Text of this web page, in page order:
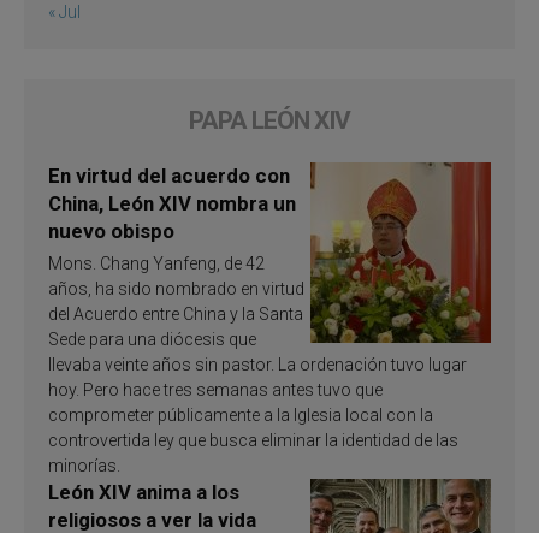
« Jul
PAPA LEÓN XIV
En virtud del acuerdo con
China, León XIV nombra un
nuevo obispo
Mons. Chang Yanfeng, de 42
años, ha sido nombrado en virtud
del Acuerdo entre China y la Santa
Sede para una diócesis que
llevaba veinte años sin pastor. La ordenación tuvo lugar
hoy. Pero hace tres semanas antes tuvo que
comprometer públicamente a la Iglesia local con la
controvertida ley que busca eliminar la identidad de las
minorías.
León XIV anima a los
religiosos a ver la vida